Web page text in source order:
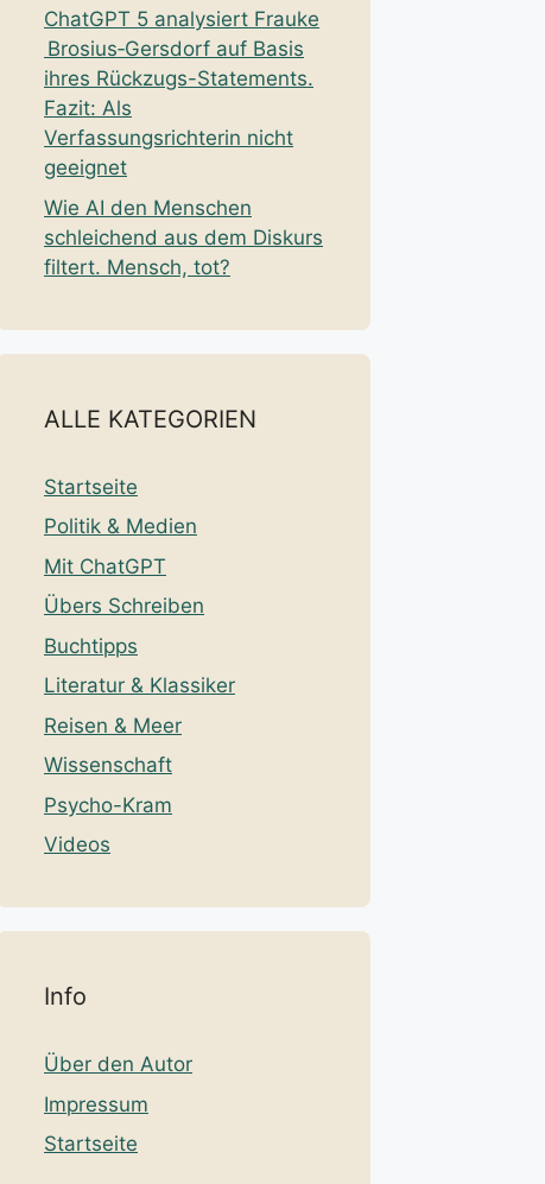
ChatGPT 5 analysiert Frauke
Brosius‑Gersdorf auf Basis
ihres Rückzugs-Statements.
Fazit: Als
Verfassungsrichterin nicht
geeignet
Wie AI den Menschen
schleichend aus dem Diskurs
filtert. Mensch, tot?
ALLE KATEGORIEN
Startseite
Politik & Medien
Mit ChatGPT
Übers Schreiben
Buchtipps
Literatur & Klassiker
Reisen & Meer
Wissenschaft
Psycho-Kram
Videos
Info
Über den Autor
Impressum
Startseite